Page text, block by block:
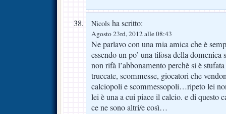
Nicols ha scritto:
Agosto 23rd, 2012 alle 08:43
Ne parlavo con una mia amica che è
essendo un po’ una tifosa della
non rifà l’abbonamento perchè si è
truccate, scommesse, giocatori che
calciopoli e scommessopoli…ripeto lei
lei è una a cui piace il calcio. e di questo
ce ne sono altri/e così…